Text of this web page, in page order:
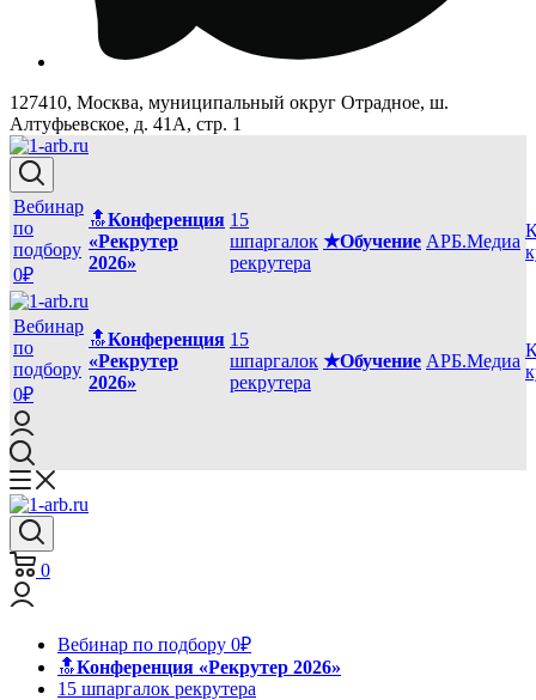
127410, Москва, муниципальный округ Отрадное, ш.
Алтуфьевское, д. 41А, стр. 1
Вебинар
по
подбору
0₽
🔝Конференция
«Рекрутер
2026»
15
шпаргалок
рекрутера
★Обучение АРБ.Медиа
Вебинар
по
подбору
0₽
🔝Конференция
«Рекрутер
2026»
15
шпаргалок
рекрутера
★Обучение АРБ.Медиа
0
Вебинар по подбору 0₽
🔝Конференция «Рекрутер 2026»
15 шпаргалок рекрутера